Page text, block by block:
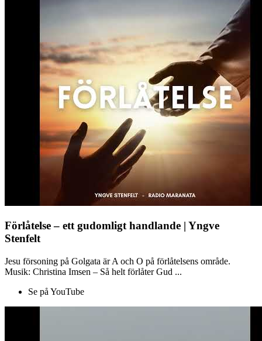
Förlåtelse – ett gudomligt handlande | Yngve
Stenfelt
Jesu försoning på Golgata är A och O på förlåtelsens område.
Musik: Christina Imsen – Så helt förlåter Gud ...
Se på YouTube